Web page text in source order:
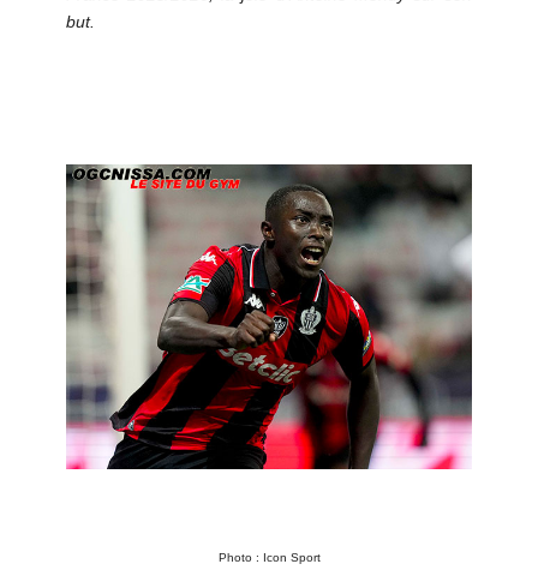
but.
Photo : Icon Sport